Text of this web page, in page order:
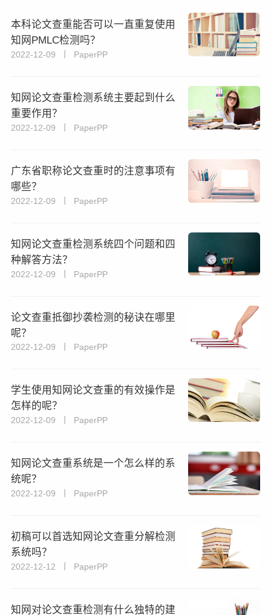
本科论文查重能否可以一直重复使用
知网PMLC检测吗？
2022-12-09 丨 PaperPP
知网论文查重检测系统主要起到什么
重要作用？
2022-12-09 丨 PaperPP
广东省职称论文查重时的注意事项有
哪些？
2022-12-09 丨 PaperPP
知网论文查重检测系统四个问题和四
种解答方法？
2022-12-09 丨 PaperPP
论文查重抵御抄袭检测的秘诀在哪里
呢？
2022-12-09 丨 PaperPP
学生使用知网论文查重的有效操作是
怎样的呢？
2022-12-09 丨 PaperPP
知网论文查重系统是一个怎么样的系
统呢？
2022-12-09 丨 PaperPP
初稿可以首选知网论文查重分解检测
系统吗？
2022-12-12 丨 PaperPP
知网对论文查重检测有什么独特的建